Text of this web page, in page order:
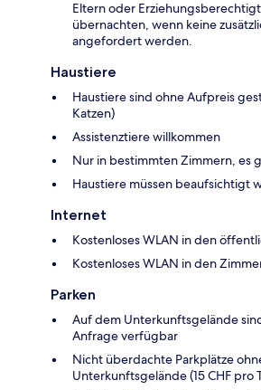
Eltern oder
übernachten, wenn keine
angefordert werden.
Haustiere
Haustiere sind ohne Aufpreis
Katzen)
Assistenztiere willkommen
Nur in bestimmten Zimmern, es
Haustiere müssen beaufsichtigt
Internet
Kostenloses WLAN in den
Kostenloses WLAN in den
Parken
Auf dem Unterkunftsgelände
Anfrage verfügbar
Nicht überdachte Parkplätze
Unterkunftsgelände (15 CHF pro